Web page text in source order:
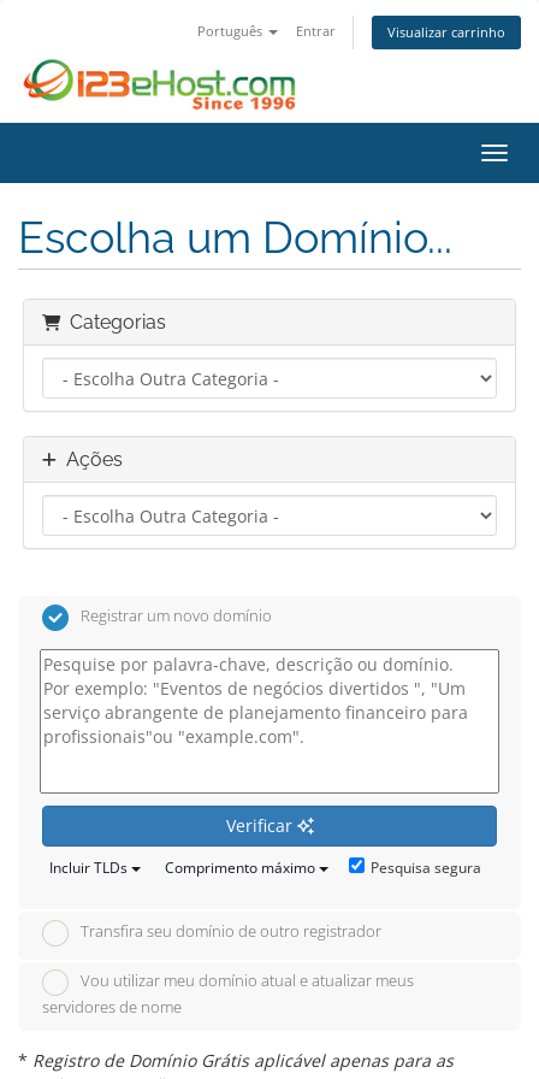
Português Entrar Visualizar carrinho
Escolha um Domínio...
Categorias
Ações
Registrar um novo domínio
Verificar
Incluir TLDs Comprimento máximo Pesquisa segura
Transfira seu domínio de outro registrador
Vou utilizar meu domínio atual e atualizar meus
servidores de nome
* Registro de Domínio Grátis aplicável apenas para as